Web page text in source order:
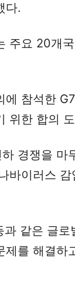
다.
주요 20개
에 참석한
위한 합의
경쟁을 마
바이러스
같은 글
를 해결하